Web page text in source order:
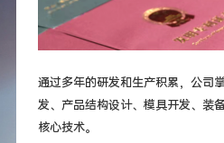
通过多年的研发和生产积累，公司
发、产品结构设计、模具开发、装
核心技术。